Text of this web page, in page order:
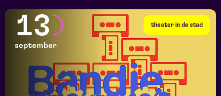
theater in de stad
13
september